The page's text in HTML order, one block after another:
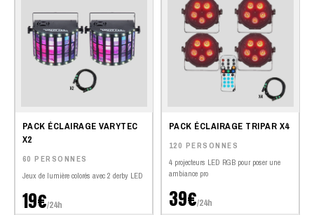
PACK ÉCLAIRAGE VARYTEC
X2
60 PERSONNES
Jeux de lumière colorés avec 2 derby LED
19€/24h
PACK ÉCLAIRAGE TRIPAR X4
120 PERSONNES
4 projecteurs LED RGB pour poser une
ambiance pro
39€/24h